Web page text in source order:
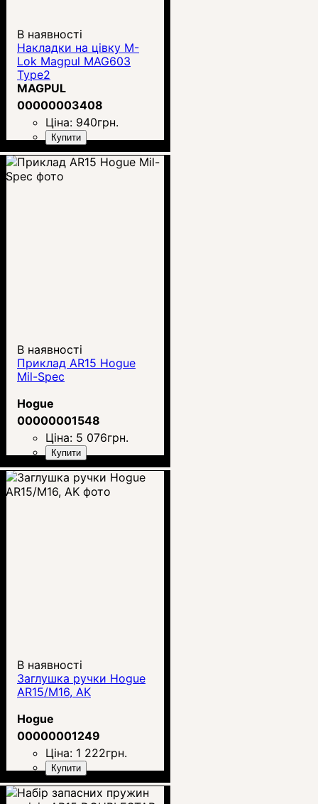
В наявності
Накладки на цівку M-
Lok Magpul MAG603
Type2
MAGPUL
00000003408
Ціна: 940грн.
Купити
В наявності
Приклад AR15 Hogue
Mil-Spec
Hogue
00000001548
Ціна: 5 076грн.
Купити
В наявності
Заглушка ручки Hogue
AR15/M16, AK
Hogue
00000001249
Ціна: 1 222грн.
Купити